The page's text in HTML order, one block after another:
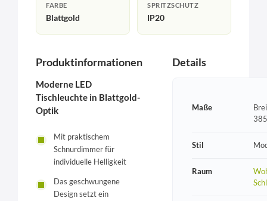
FARBE
Blattgold
SPRITZSCHUTZ
IP20
Produktinformationen
Moderne LED
Tischleuchte in Blattgold-
Optik
Mit praktischem
Schnurdimmer für
individuelle Helligkeit
Das geschwungene
Design setzt ein
Details
Maße
Stil
Raum